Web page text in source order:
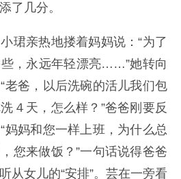
了几分。
珺亲热地搂着妈妈说：“为了
，永远年轻漂亮……”她转向
老爸，以后洗碗的活儿我们包
４天，怎么样？”爸爸刚要反
妈妈和您一样上班，为什么总
您来做饭？”一句话说得爸爸
从女儿的“安排”。芸在一旁看